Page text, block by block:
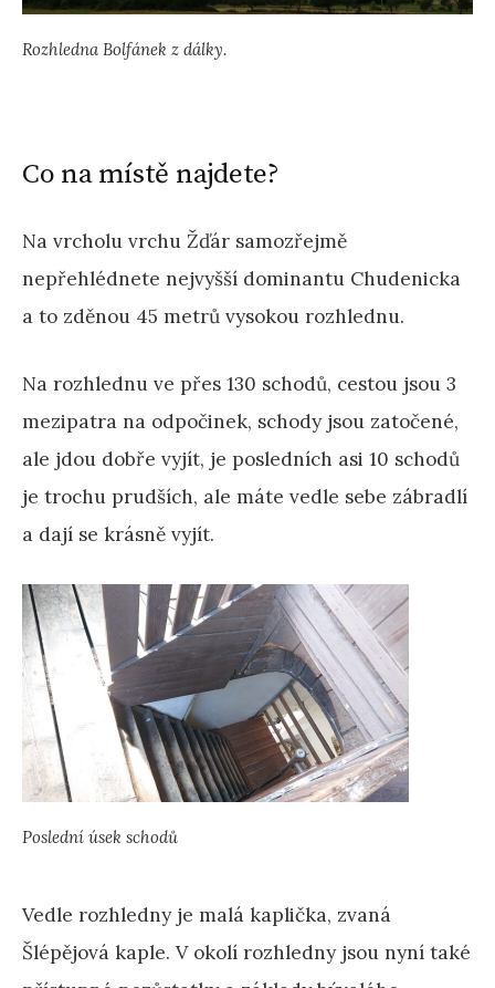
Rozhledna Bolfánek z dálky.
Co na místě najdete?
Na vrcholu vrchu Žďár samozřejmě
nepřehlédnete nejvyšší dominantu Chudenicka
a to zděnou 45 metrů vysokou rozhlednu.
Na rozhlednu ve přes 130 schodů, cestou jsou 3
mezipatra na odpočinek, schody jsou zatočené,
ale jdou dobře vyjít, je posledních asi 10 schodů
je trochu prudších, ale máte vedle sebe zábradlí
a dají se krásně vyjít.
Poslední úsek schodů
Vedle rozhledny je malá kaplička, zvaná
Šlépějová kaple. V okolí rozhledny jsou nyní také